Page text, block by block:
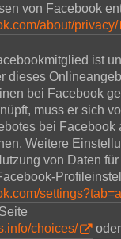
von Facebook
about/privacy/
ist
dieses
bei Facebook
muss er sich
bei Facebook
Weitere
von Daten
choices/